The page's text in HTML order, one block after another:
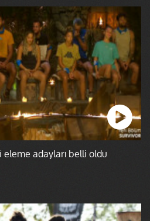
eleme adayları belli oldu